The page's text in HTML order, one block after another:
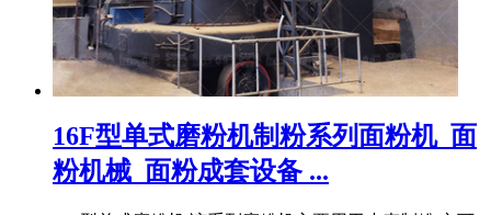
16F型单式磨粉机制粉系列面粉机_面
粉机械_面粉成套设备 ...